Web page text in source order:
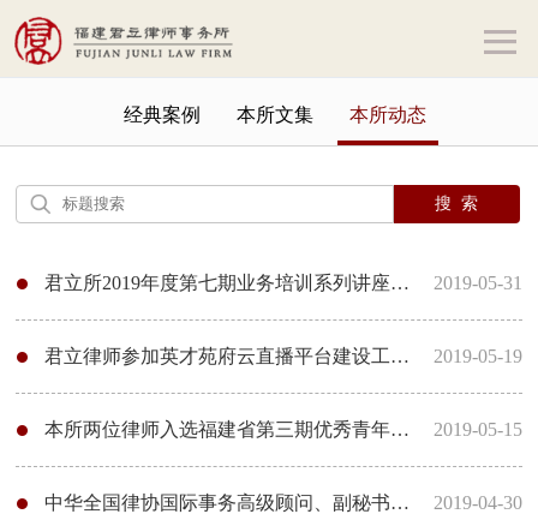
经典案例 本所文集 本所动态
君立所2019年度第七期业务培训系列讲座之“行政诉讼案件受理与不受理（兼谈征收与拆迁）”顺利举行 2019-05-31
君立律师参加英才苑府云直播平台建设工程法律实务培训（暨2019年度业务培训系列讲座第六期） 2019-05-19
本所两位律师入选福建省第三期优秀青年律师人才库 2019-05-15
中华全国律协国际事务高级顾问、副秘书长、司法部国际合作局原代理局长康煜一行莅临福建君立律师事务所调研指导 2019-04-30